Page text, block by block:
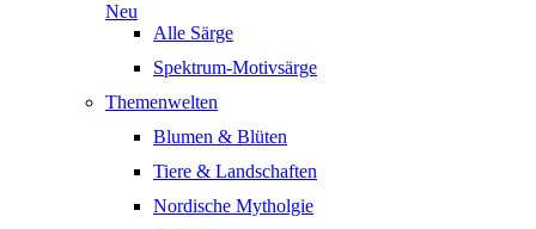
Neu
Alle Särge
Spektrum-Motivsärge
Themenwelten
Blumen & Blüten
Tiere & Landschaften
Nordische Mytholgie